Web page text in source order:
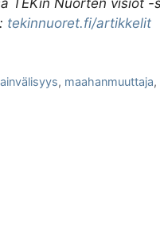
TEKin Nuorten visiot
tekinnuoret.fi/artikkelit
, maahanmuuttaja,